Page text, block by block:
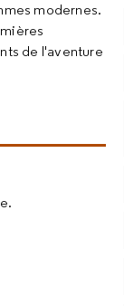
modernes.
de l'aventure